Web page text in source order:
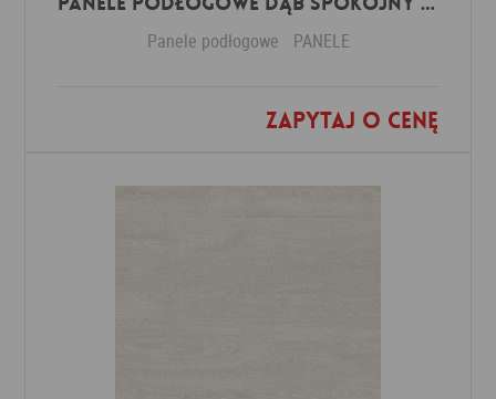
Panele podłogowe PANELE
Zapytaj o cenę
Dodaj do ulubionych